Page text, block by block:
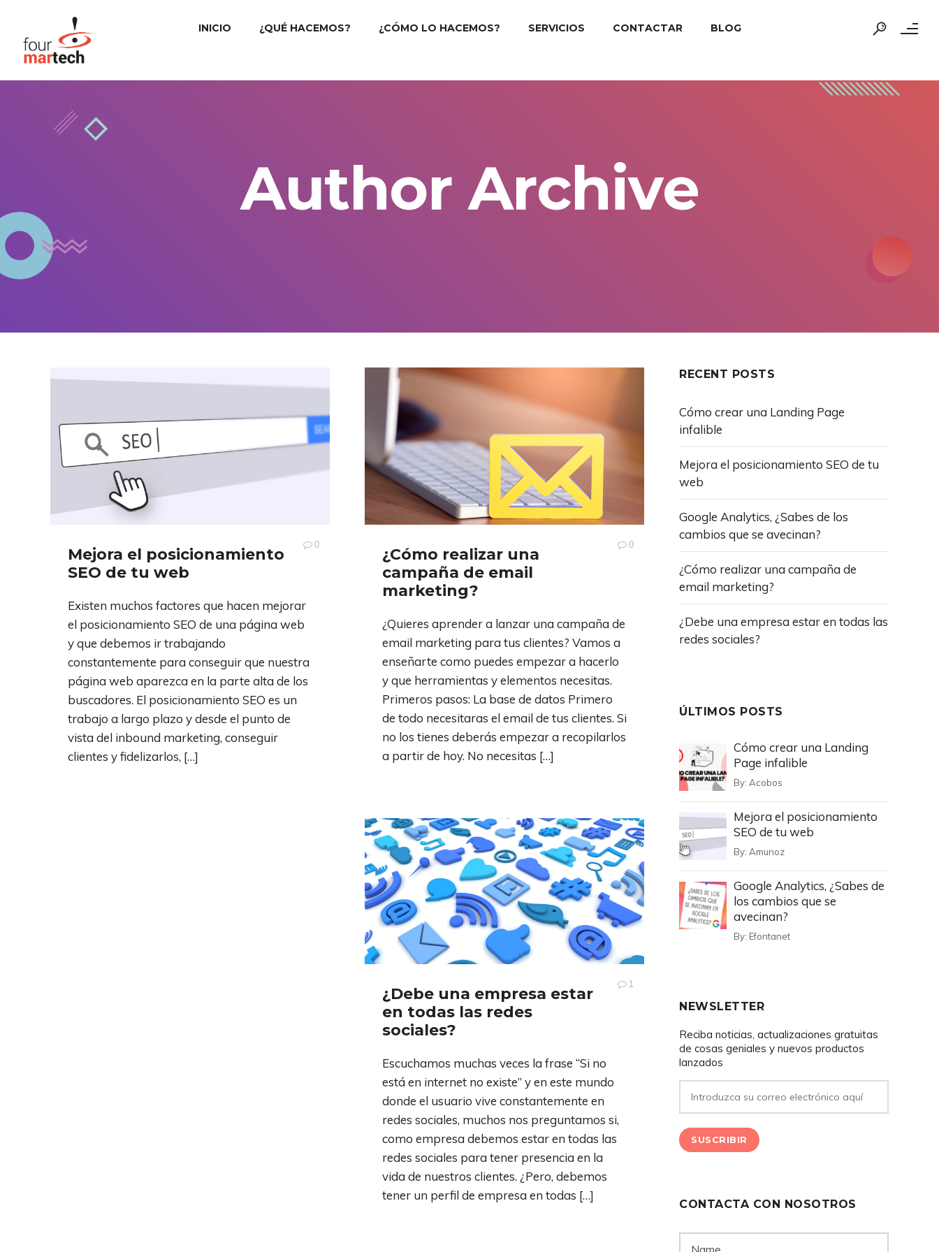
INICIO ¿QUÉ HACEMOS? ¿CÓMO LO HACEMOS? SERVICIOS CONTACTAR BLOG
Author Archive
Mejora el posicionamiento
SEO de tu web
0
Existen muchos factores que hacen mejorar
el posicionamiento SEO de una página web
y que debemos ir trabajando
constantemente para conseguir que nuestra
página web aparezca en la parte alta de los
buscadores. El posicionamiento SEO es un
trabajo a largo plazo y desde el punto de
vista del inbound marketing, conseguir
clientes y fidelizarlos, […]
¿Cómo realizar una
campaña de email
marketing?
0
¿Quieres aprender a lanzar una campaña de
email marketing para tus clientes? Vamos a
enseñarte como puedes empezar a hacerlo
y que herramientas y elementos necesitas.
Primeros pasos: La base de datos Primero
de todo necesitaras el email de tus clientes. Si
no los tienes deberás empezar a recopilarlos
a partir de hoy. No necesitas […]
¿Debe una empresa estar
en todas las redes
sociales?
1
Escuchamos muchas veces la frase “Si no
está en internet no existe” y en este mundo
donde el usuario vive constantemente en
redes sociales, muchos nos preguntamos si,
como empresa debemos estar en todas las
redes sociales para tener presencia en la
vida de nuestros clientes. ¿Pero, debemos
tener un perfil de empresa en todas […]
RECENT POSTS
Cómo crear una Landing Page
infalible
Mejora el posicionamiento SEO de tu
web
Google Analytics, ¿Sabes de los
cambios que se avecinan?
¿Cómo realizar una campaña de
email marketing?
¿Debe una empresa estar en todas las
redes sociales?
ÚLTIMOS POSTS
Cómo crear una Landing
Page infalible
By: Acobos
Mejora el posicionamiento
SEO de tu web
By: Amunoz
Google Analytics, ¿Sabes de
los cambios que se
avecinan?
By: Efontanet
NEWSLETTER
Reciba noticias, actualizaciones gratuitas
de cosas geniales y nuevos productos
lanzados
CONTACTA CON NOSOTROS